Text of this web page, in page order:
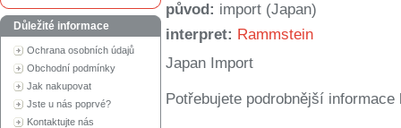
Důležité informace
Ochrana osobních údajů
Obchodní podmínky
Jak nakupovat
Jste u nás poprvé?
Kontaktujte nás
původ: import (Japan)
interpret: Rammstein
Japan Import
Potřebujete podrobnější